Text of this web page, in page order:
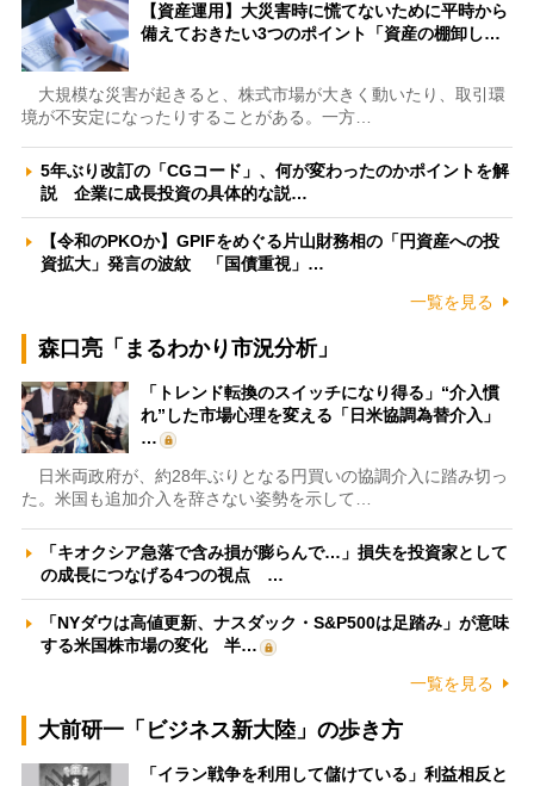
【資産運用】大災害時に慌てないために平時から
備えておきたい3つのポイント「資産の棚卸し…
大規模な災害が起きると、株式市場が大きく動いたり、取引環
境が不安定になったりすることがある。一方…
5年ぶり改訂の「CGコード」、何が変わったのかポイントを解
説 企業に成長投資の具体的な説…
【令和のPKOか】GPIFをめぐる片山財務相の「円資産への投
資拡大」発言の波紋 「国債重視」…
一覧を見る
森口亮「まるわかり市況分析」
「トレンド転換のスイッチになり得る」“介入慣
れ”した市場心理を変える「日米協調為替介入」
…
日米両政府が、約28年ぶりとなる円買いの協調介入に踏み切っ
た。米国も追加介入を辞さない姿勢を示して…
「キオクシア急落で含み損が膨らんで…」損失を投資家として
の成長につなげる4つの視点 …
「NYダウは高値更新、ナスダック・S&P500は足踏み」が意味
する米国株市場の変化 半…
一覧を見る
大前研一「ビジネス新大陸」の歩き方
「イラン戦争を利用して儲けている」利益相反と